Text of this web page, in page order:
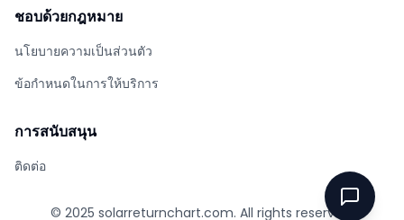
ชอบด้วยกฎหมาย
นโยบายความเป็นส่วนตัว
ข้อกําหนดในการให้บริการ
การสนับสนุน
ติดต่อ
© 2025 solarreturnchart.com. All rights reserved.